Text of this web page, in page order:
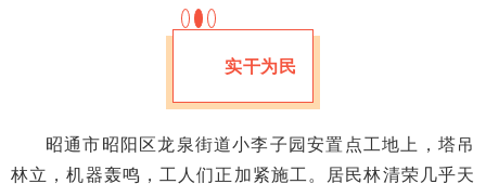
实干为民
昭通市昭阳区龙泉街道小李子园安置点工地上，塔吊
林立，机器轰鸣，工人们正加紧施工。居民林清荣几乎天